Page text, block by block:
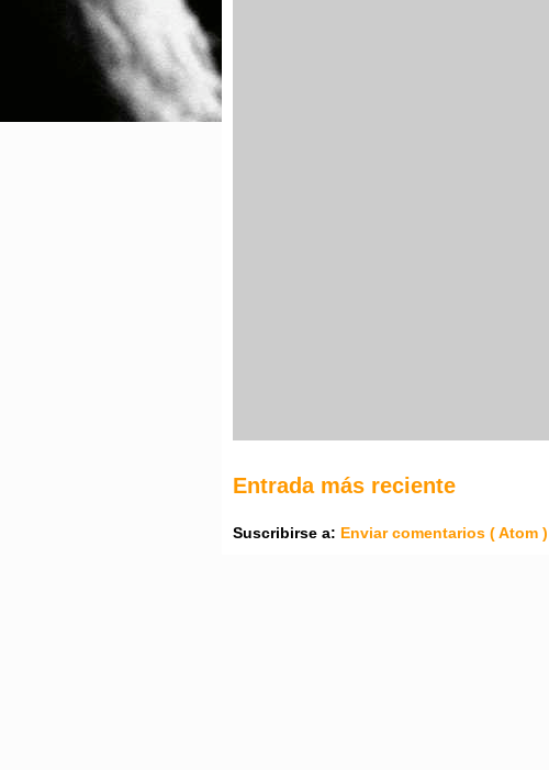
Entrada más reciente
Suscribirse a: Enviar comentarios ( Atom )